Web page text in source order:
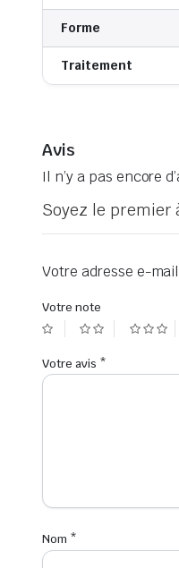
Forme
Traitement
Avis
Il n’y a pas encore
Soyez le premier
Votre adresse e-
Votre note
Votre avis *
Nom *